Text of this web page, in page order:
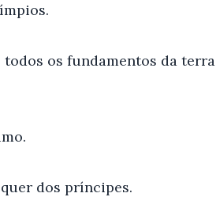
todos os fundamentos da terra
dos príncipes.